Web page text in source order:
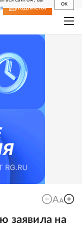
OK
ПОДПИСКА
заявила на